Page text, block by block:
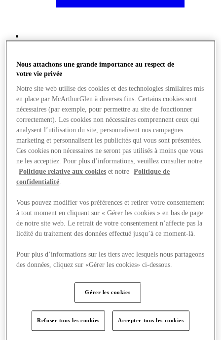
Nous attachons une grande importance au respect de
votre vie privée
Notre site web utilise des cookies et des technologies similaires mis
en place par McArthurGlen à diverses fins. Certains cookies sont
nécessaires (par exemple, pour permettre au site de fonctionner
correctement). Les cookies non nécessaires comprennent ceux qui
analysent l’utilisation du site, personnalisent nos campagnes
marketing et personnalisent les publicités qui vous sont présentées.
Ces cookies non nécessaires ne seront pas utilisés à moins que vous
ne les acceptiez. Pour plus d’informations, veuillez consulter notre
Politique relative aux cookies et notre
Politique de
confidentialité.
Vous pouvez modifier vos préférences et retirer votre consentement
à tout moment en cliquant sur « Gérer les cookies » en bas de page
de notre site web. Le retrait de votre consentement n’affecte pas la
licéité du traitement des données effectué jusqu’à ce moment-là.
Pour plus d’informations sur les tiers avec lesquels nous partageons
des données, cliquez sur «Gérer les cookies» ci-dessous.
Gérer les cookies
Refuser tous les cookies Accepter tous les cookies